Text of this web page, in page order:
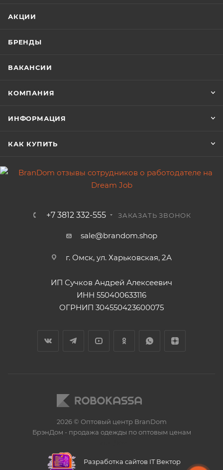
АКЦИИ
БРЕНДЫ
ВАКАНСИИ
КОМПАНИЯ
ИНФОРМАЦИЯ
КАК КУПИТЬ
+7 3812 332-555 ЗАКАЗАТЬ ЗВОНОК
sale@brandom.shop
г. Омск, ул. Харьковская, 2А
ИП Сучков Андрей Алексеевич
ИНН 550400633116
ОГРНИП 304550423600075
2026 © Оптовый центр BranDom
БрэнДом - продажа одежды по оптовым ценам
Разработка сайтов IT Вектор